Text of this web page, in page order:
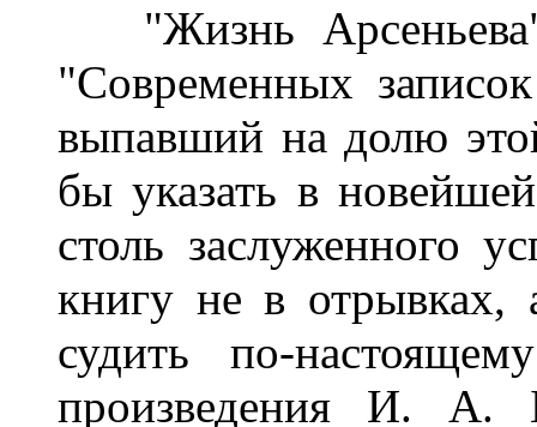
"Жизнь Арсеньева"
"Современных
выпавший на долю
бы указать в
столь заслуженного
книгу не в
судить по-
произведения И. А.